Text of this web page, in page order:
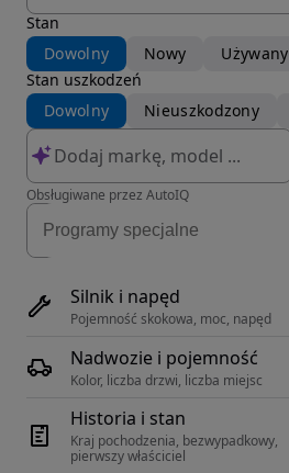
Stan
Dowolny
Nowy
Używany
Stan uszkodzeń
Dowolny
Nieuszkodzony
Obsługiwane przez AutoIQ
Silnik i napęd
Pojemność skokowa, moc, napęd
Nadwozie i pojemność
Kolor, liczba drzwi, liczba miejsc
Historia i stan
Kraj pochodzenia, bezwypadkowy,
pierwszy właściciel